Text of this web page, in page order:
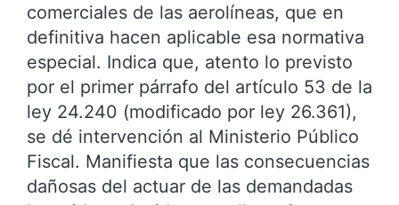
comerciales de las aerolíneas, que en
definitiva hacen aplicable esa normativa
especial. Indica que, atento lo previsto
por el primer párrafo del artículo 53 de la
ley 24.240 (modificado por ley 26.361),
se dé intervención al Ministerio Público
Fiscal. Manifiesta que las consecuencias
dañosas del actuar de las demandadas